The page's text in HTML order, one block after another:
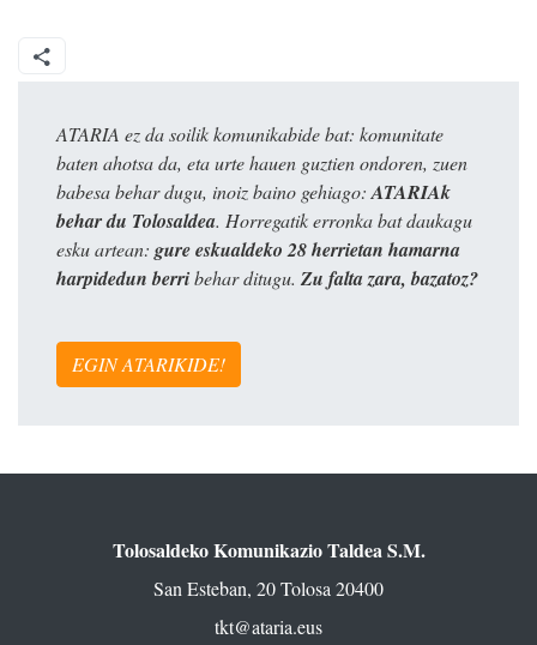
ATARIA ez da soilik komunikabide bat: komunitate
baten ahotsa da, eta urte hauen guztien ondoren, zuen
babesa behar dugu, inoiz baino gehiago: ATARIAk
behar du Tolosaldea. Horregatik erronka bat daukagu
esku artean: gure eskualdeko 28 herrietan hamarna
harpidedun berribehar ditugu. Zu falta zara, bazatoz?
EGIN ATARIKIDE!
Tolosaldeko Komunikazio Taldea S.M.
San Esteban, 20 Tolosa 20400
tkt@ataria.eus